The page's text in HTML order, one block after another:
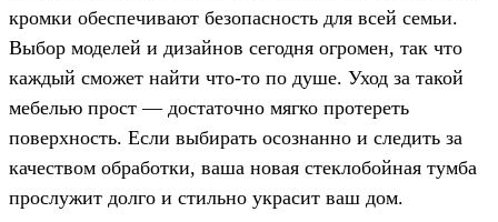
кромки обеспечивают безопасность для всей семьи.
Выбор моделей и дизайнов сегодня огромен, так что
каждый сможет найти что-то по душе. Уход за такой
мебелью прост — достаточно мягко протереть
поверхность. Если выбирать осознанно и следить за
качеством обработки, ваша новая стеклобойная тумба
прослужит долго и стильно украсит ваш дом.